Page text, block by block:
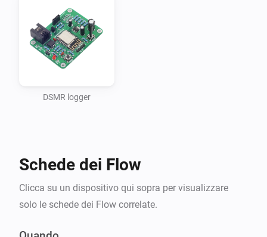
DSMR logger
Schede dei Flow
Clicca su un dispositivo qui sopra per visualizzare
solo le schede dei Flow correlate.